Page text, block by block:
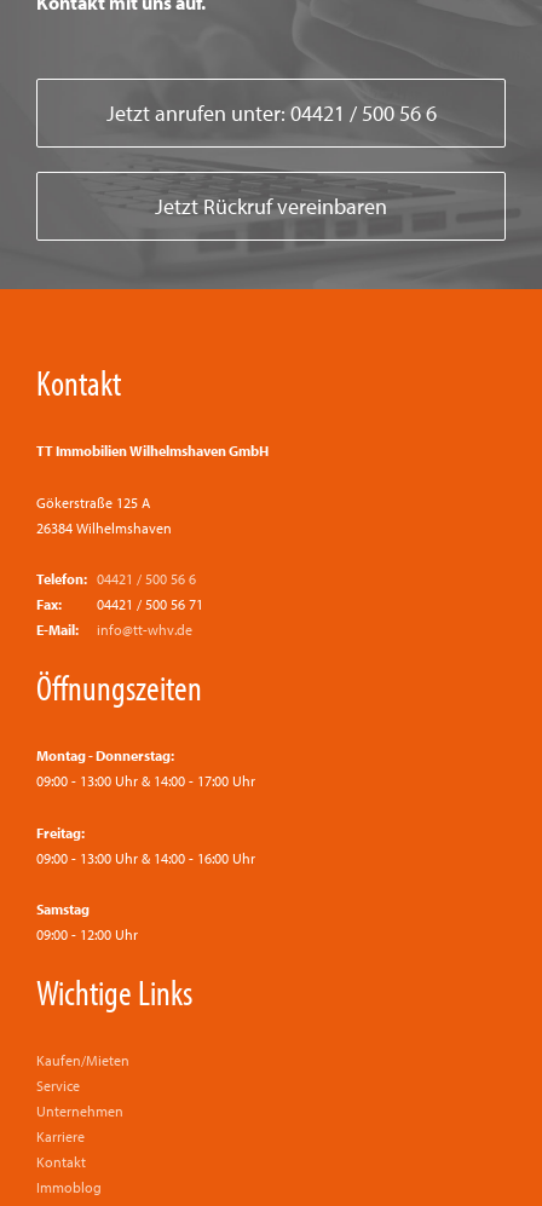
Jetzt anrufen unter: 04421 / 500 56 6
Jetzt Rückruf vereinbaren
Kontakt
TT Immobilien Wilhelmshaven GmbH
Gökerstraße 125 A
26384 Wilhelmshaven
Telefon: 04421 / 500 56 6
Fax:
04421 / 500 56 71
E-Mail:
info@tt-whv.de
Öffnungszeiten
Montag - Donnerstag:
09:00 - 13:00 Uhr & 14:00 - 17:00 Uhr
Freitag:
09:00 - 13:00 Uhr & 14:00 - 16:00 Uhr
Samstag
09:00 - 12:00 Uhr
Wichtige Links
Kaufen/Mieten
Service
Unternehmen
Karriere
Kontakt
Immoblog